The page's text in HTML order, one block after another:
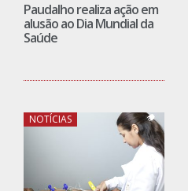
Paudalho realiza ação em
alusão ao Dia Mundial da
Saúde
NOTÍCIAS